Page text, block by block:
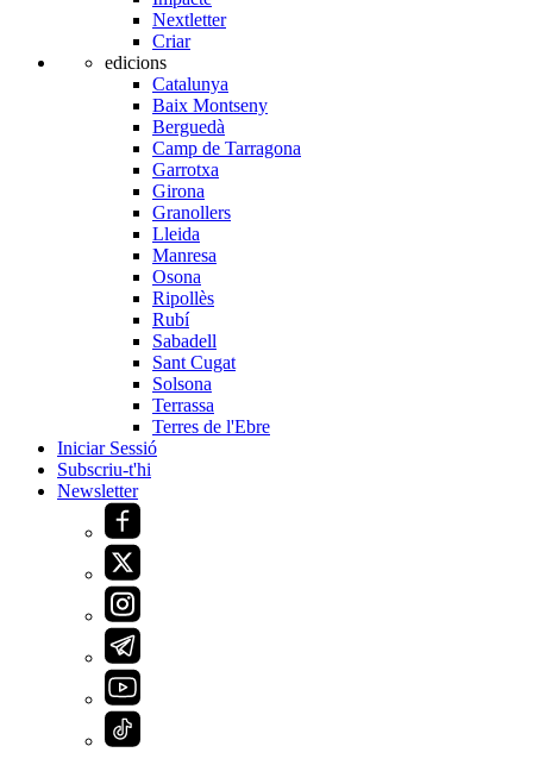
Nextletter
Criar
edicions
Catalunya
Baix Montseny
Berguedà
Camp de Tarragona
Garrotxa
Girona
Granollers
Lleida
Manresa
Osona
Ripollès
Rubí
Sabadell
Sant Cugat
Solsona
Terrassa
Terres de l'Ebre
Iniciar Sessió
Subscriu-t'hi
Newsletter